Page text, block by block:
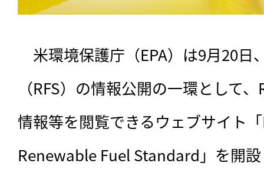
米環境保護庁（EPA）は9月20日
（RFS）の情報公開の一環として
情報等を閲覧できるウェブサイト
Renewable Fuel Standard」を開